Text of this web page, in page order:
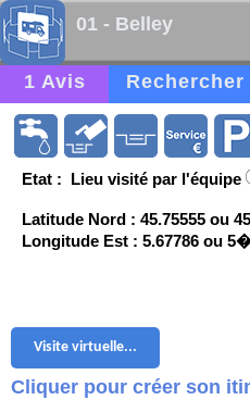
01 - Belley
1 Avis Rechercher
Etat : Lieu visité par l'équipe
Latitude Nord : 45.75555 ou
Longitude Est : 5.67786 ou
Visite virtuelle...
Cliquer pour créer son